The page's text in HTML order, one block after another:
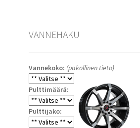
VANNEHAKU
Vannekoko: (pakollinen tieto)
Pulttimäärä:
Pulttijako: